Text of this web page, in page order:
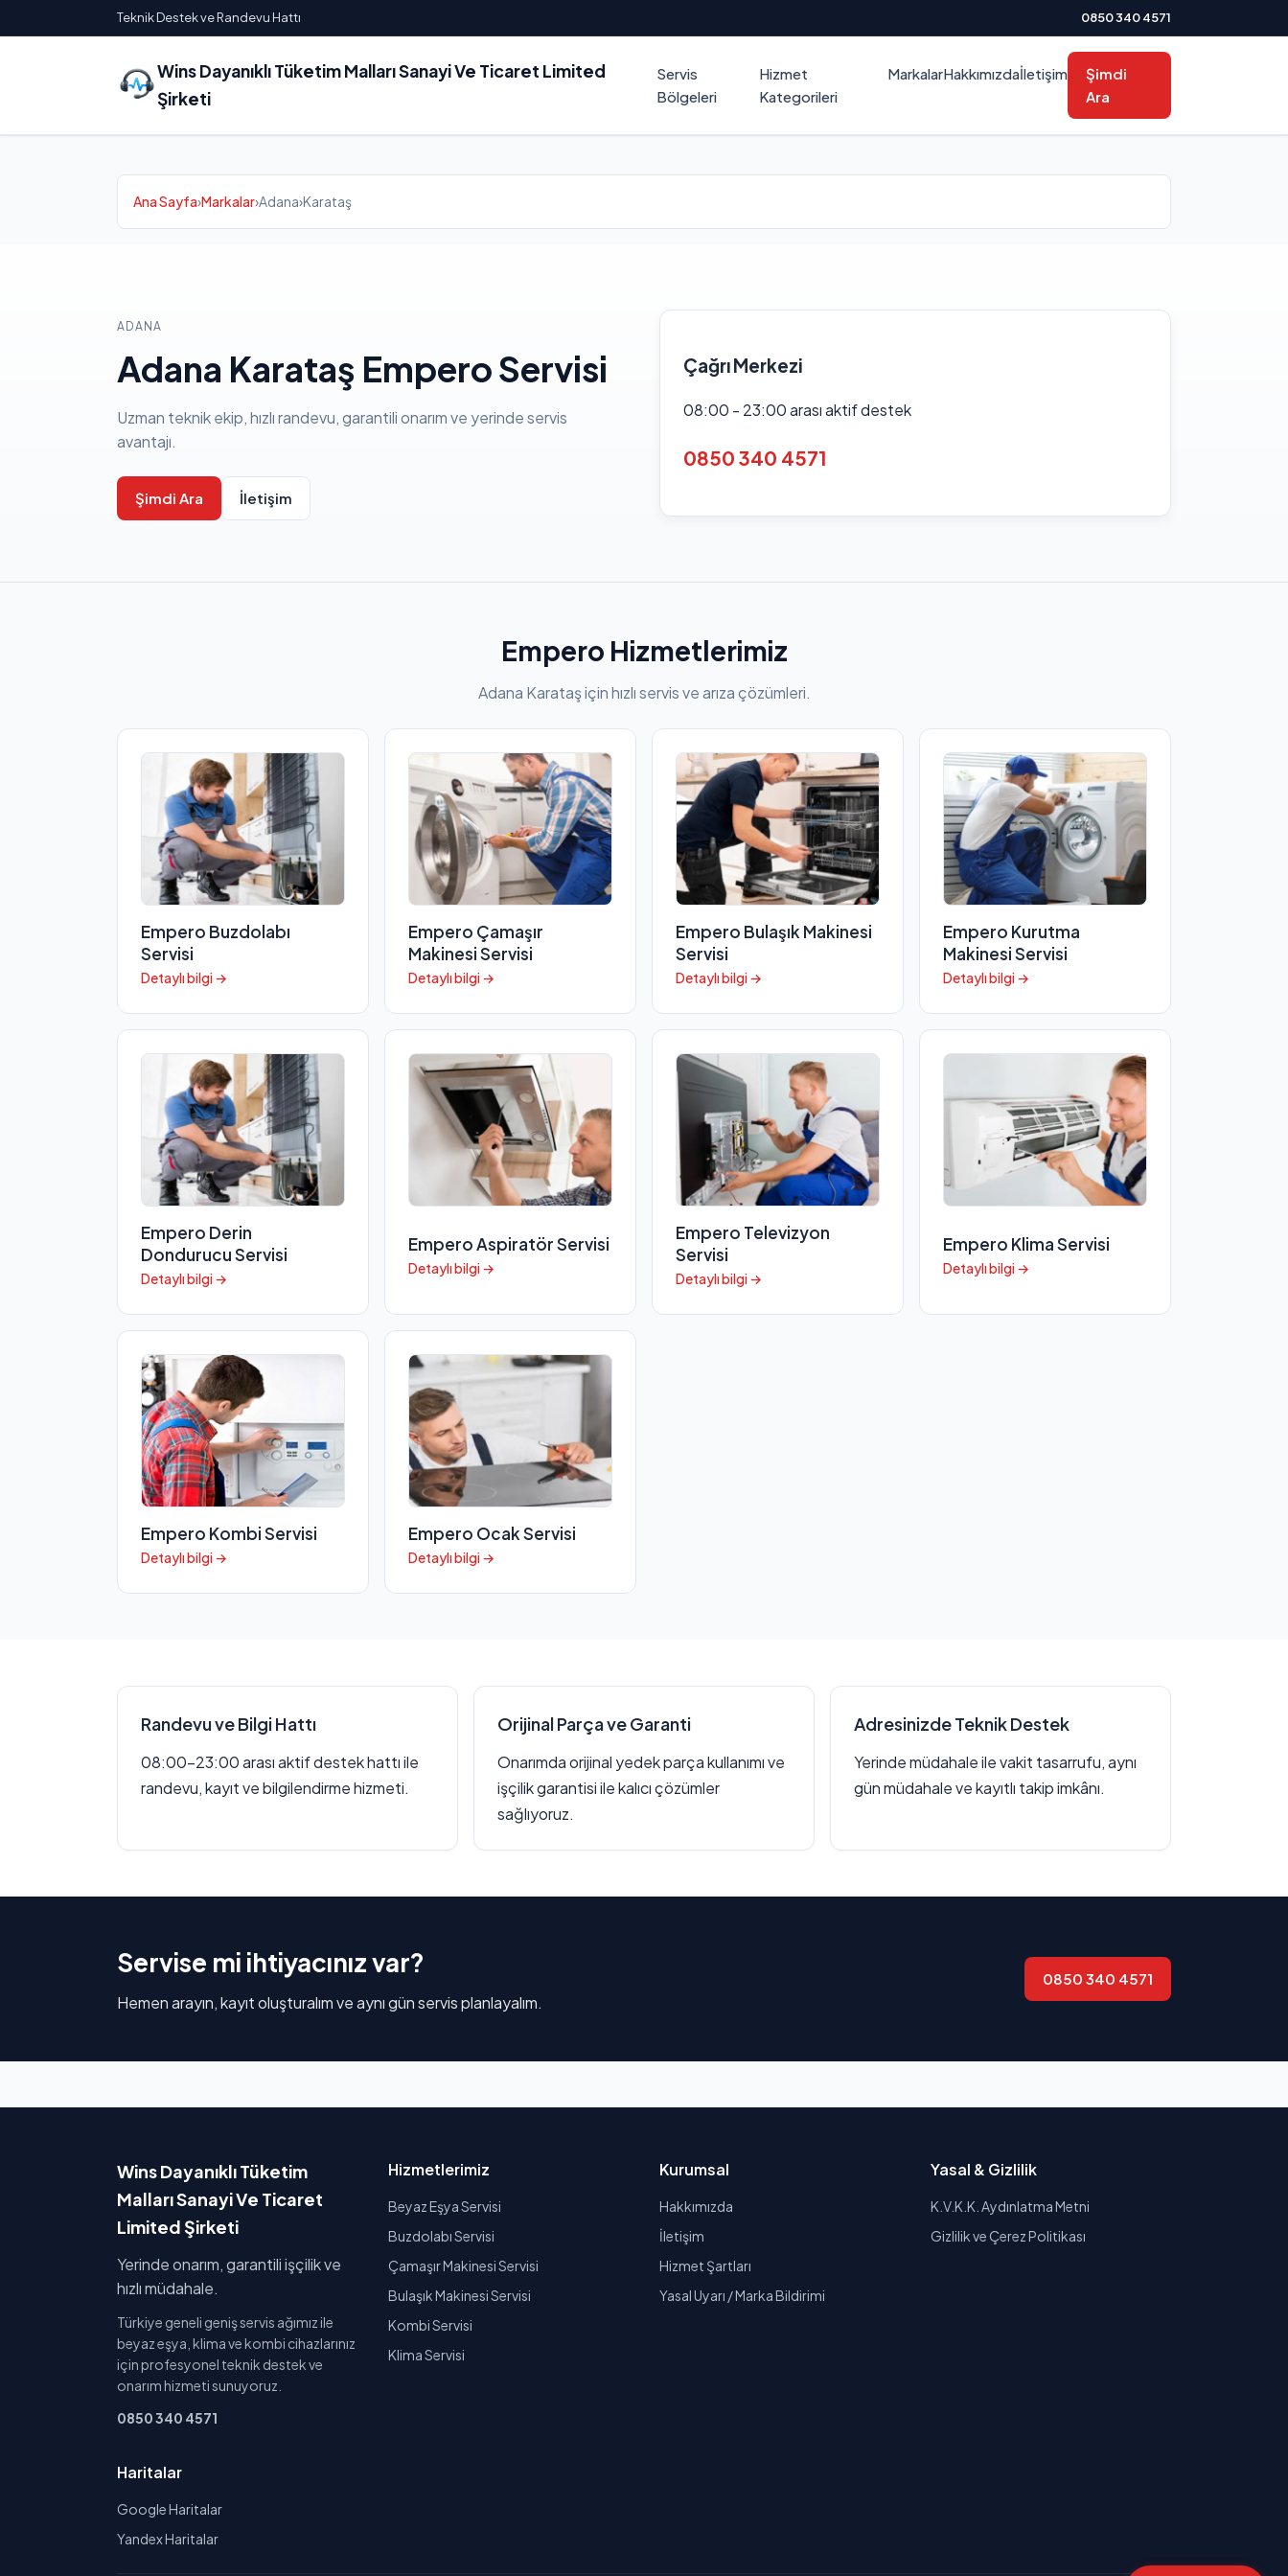
Teknik Destek ve Randevu Hattı 0850 340 4571
Wins Dayanıklı Tüketim Malları Sanayi Ve Ticaret Limited
Şirketi
Servis
Bölgeleri
Hizmet
Kategorileri
MarkalarHakkımızdaİletişim
Şimdi
Ara
Ana Sayfa›Markalar›Adana›Karataş
ADANA
Adana Karataş Empero Servisi
Uzman teknik ekip, hızlı randevu, garantili onarım ve yerinde servis
avantajı.
Şimdi Ara İletişim
Çağrı Merkezi
08:00 - 23:00 arası aktif destek
0850 340 4571
Empero Hizmetlerimiz
Adana Karataş için hızlı servis ve arıza çözümleri.
Empero Buzdolabı
Servisi
Detaylı bilgi →
Empero Çamaşır
Makinesi Servisi
Detaylı bilgi →
Empero Bulaşık Makinesi
Servisi
Detaylı bilgi →
Empero Kurutma
Makinesi Servisi
Detaylı bilgi →
Empero Derin
Dondurucu Servisi
Detaylı bilgi →
Empero Aspiratör Servisi
Detaylı bilgi →
Empero Televizyon
Servisi
Detaylı bilgi →
Empero Klima Servisi
Detaylı bilgi →
Empero Kombi Servisi
Detaylı bilgi →
Empero Ocak Servisi
Detaylı bilgi →
Randevu ve Bilgi Hattı
08:00–23:00 arası aktif destek hattı ile
randevu, kayıt ve bilgilendirme hizmeti.
Orijinal Parça ve Garanti
Onarımda orijinal yedek parça kullanımı ve
işçilik garantisi ile kalıcı çözümler
sağlıyoruz.
Adresinizde Teknik Destek
Yerinde müdahale ile vakit tasarrufu, aynı
gün müdahale ve kayıtlı takip imkânı.
Servise mi ihtiyacınız var?
Hemen arayın, kayıt oluşturalım ve aynı gün servis planlayalım.
0850 340 4571
Wins Dayanıklı Tüketim
Malları Sanayi Ve Ticaret
Limited Şirketi
Yerinde onarım, garantili işçilik ve
hızlı müdahale.
Türkiye geneli geniş servis ağımız ile
beyaz eşya, klima ve kombi cihazlarınız
için profesyonel teknik destek ve
onarım hizmeti sunuyoruz.
0850 340 4571
Hizmetlerimiz
Beyaz Eşya Servisi
Buzdolabı Servisi
Çamaşır Makinesi Servisi
Bulaşık Makinesi Servisi
Kombi Servisi
Klima Servisi
Kurumsal
Hakkımızda
İletişim
Hizmet Şartları
Yasal Uyarı / Marka Bildirimi
Yasal & Gizlilik
K.V.K.K. Aydınlatma Metni
Gizlilik ve Çerez Politikası
Haritalar
Google Haritalar
Yandex Haritalar